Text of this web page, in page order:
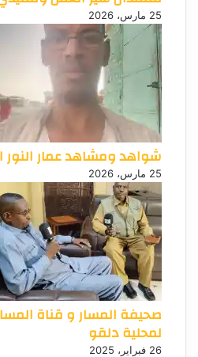
25 مارس، 2026
شواهد ومشاهد عمار
25 مارس، 2026
صحيفة المسار و قناة
لمحلية دلقو
26 فبراير، 2025